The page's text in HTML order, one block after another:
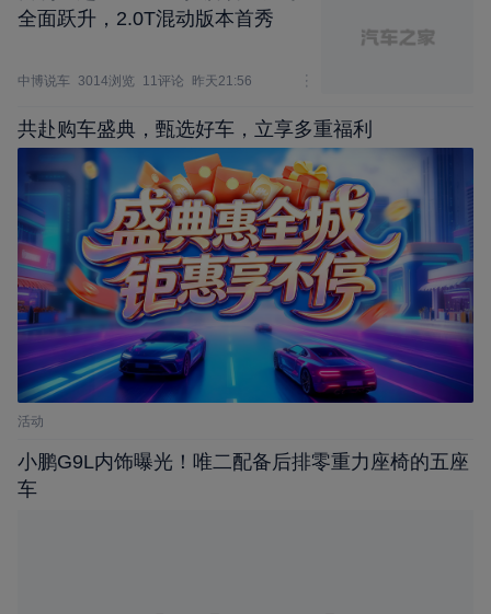
全面跃升，2.0T混动版本首秀
中博说车 3014浏览 11评论 昨天21:56
共赴购车盛典，甄选好车，立享多重福利
活动
小鹏G9L内饰曝光！唯二配备后排零重力座椅的五座
车